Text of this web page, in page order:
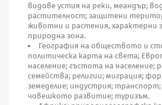
видове устия на реки, меандър;
растителност; защитени
животни и растения, характерни
природна зона.
География на обществото и
политическа карта на света;
население; гъстота на население;
семейства; религии; миграция;
земеделие; индустрия; транспорт;
човешкото развитие; туризъм.